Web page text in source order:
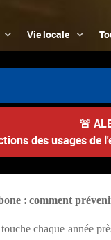
Vie locale
🚨
des usages de
: comment
chaque année